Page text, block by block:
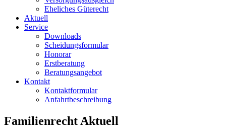
Eheliches Güterecht
Aktuell
Service
Downloads
Scheidungsformular
Honorar
Erstberatung
Beratungsangebot
Kontakt
Kontaktformular
Anfahrtbeschreibung
Familienrecht Aktuell